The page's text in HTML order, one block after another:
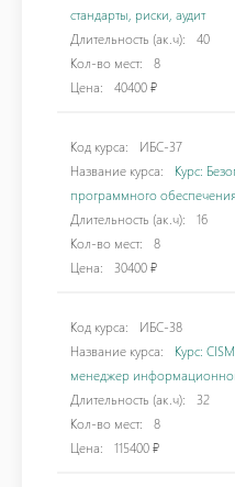
стандарты, риски, аудит
Длительность (ак.ч):
40
Кол-во мест:
8
Цена:
40400 ₽
Код курса:
ИБС-37
Название курса:
Курс:
программного обеспечения
Длительность (ак.ч):
16
Кол-во мест:
8
Цена:
30400 ₽
Код курса:
ИБС-38
Название курса:
Курс:
менеджер
Длительность (ак.ч):
32
Кол-во мест:
8
Цена:
115400 ₽